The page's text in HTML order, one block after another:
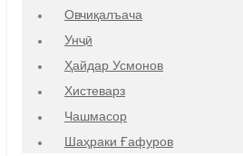
Овчиқалъача
Унҷӣ
Ҳайдар Усмонов
Хистеварз
Чашмасор
Шаҳраки Ғафуров